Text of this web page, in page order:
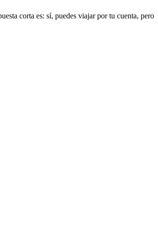
corta es: sí, puedes viajar por tu cuenta, pero